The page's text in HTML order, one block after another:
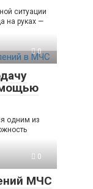
ситуации
на руках —
0
одним из
0
МЧС